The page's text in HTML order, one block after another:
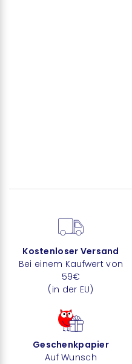
Kostenloser Versand
Bei einem Kaufwert von
59€
(in der EU)
Geschenkpapier
Auf Wunsch